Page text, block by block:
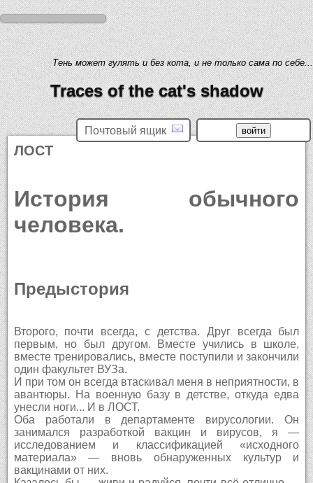
Тень может гулять и без кота, и не только сама по себе...
Traces of the cat's shadow
Почтовый ящик
ЛОСТ
История обычного
человека.
Предыстория
Второго, почти всегда, с детства. Друг всегда был
первым, но был другом. Вместе учились в школе,
вместе тренировались, вместе поступили и закончили
один факультет ВУЗа.
И при том он всегда втаскивал меня в неприятности, в
авантюры. На военную базу в детстве, откуда едва
унесли ноги... И в ЛОСТ.
Оба работали в департаменте вирусологии. Он
занимался разработкой вакцин и вирусов, я —
исследованием и классификацией «исходного
материала» — вновь обнаруженных культур и
вакцинами от них.